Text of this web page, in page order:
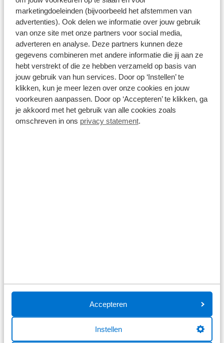
marketingdoeleinden (bijvoorbeeld het afstemmen van
advertenties). Ook delen we informatie over jouw gebruik
van onze site met onze partners voor social media,
adverteren en analyse. Deze partners kunnen deze
gegevens combineren met andere informatie die jij aan ze
hebt verstrekt of die ze hebben verzameld op basis van
jouw gebruik van hun services. Door op ‘Instellen’ te
klikken, kun je meer lezen over onze cookies en jouw
voorkeuren aanpassen. Door op ‘Accepteren’ te klikken, ga
je akkoord met het gebruik van alle cookies zoals
omschreven in ons privacy statement.
Accepteren
Instellen
CLIMA / PDC / BLUETOOTH / CRUISECONTROL / 1E EIGENAAR /
SCHITTERENDE STAAT !!
55.860 km Automaat 2021 Elektrisch
€ 16.400
Prijs is inclusief BTW en BPM.
Op voorraad
Bekijk details
1/51
Peugeot e-2008
Business | Climate Control | Dashboard in zacht materiaal met
achterste zijruiten en achterruit
€ 30.795